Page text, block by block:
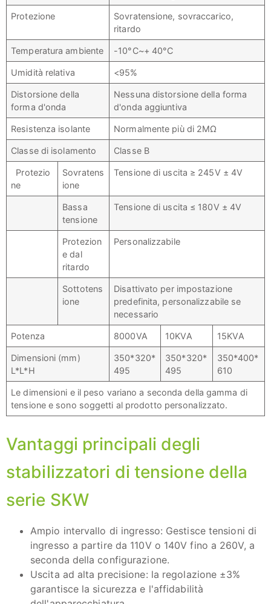
Protezione
Sovratensione, sovraccarico,
ritardo
Temperatura ambiente -10°C~+ 40°C
Umidità relativa <95%
Distorsione della
forma d'onda
Nessuna distorsione della forma
d'onda aggiuntiva
Resistenza isolante Normalmente più di 2MΩ
Classe di isolamento Classe B
Protezio
ne
Sovratens
ione
Tensione di uscita ≥ 245V ± 4V
Bassa
tensione
Tensione di uscita ≤ 180V ± 4V
Protezion
e dal
ritardo
Personalizzabile
Sottotens
ione
Disattivato per impostazione
predefinita, personalizzabile se
necessario
Potenza 8000VA 10KVA 15KVA
Dimensioni (mm)
L*L*H
350*320*
495
350*320*
495
350*400*
610
Le dimensioni e il peso variano a seconda della gamma di
tensione e sono soggetti al prodotto personalizzato.
Vantaggi principali degli
stabilizzatori di tensione della
serie SKW
Ampio intervallo di ingresso: Gestisce tensioni di
ingresso a partire da 110V o 140V fino a 260V, a
seconda della configurazione.
Uscita ad alta precisione: la regolazione ±3%
garantisce la sicurezza e l'affidabilità